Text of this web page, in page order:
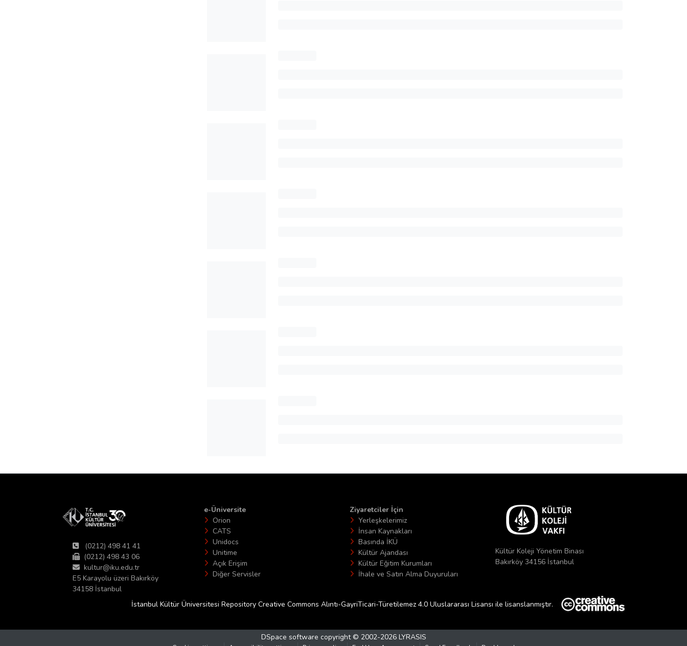
(0212) 498 41 41
(0212) 498 43 06
kultur@iku.edu.tr
E5 Karayolu üzeri Bakırköy
34158 İstanbul
e-Üniversite
Orion
CATS
Unidocs
Unitime
Açık Erişim
Diğer Servisler
Ziyaretciler İçin
Yerleşkelerimiz
İnsan Kaynakları
Basında İKÜ
Kültür Ajandası
Kültür Eğitim Kurumları
İhale ve Satın Alma Duyuruları
Kültür Koleji Yönetim Binası
Bakırköy 34156 İstanbul
İstanbul Kültür Üniversitesi Repository Creative Commons Alıntı-GayriTicari-Türetilemez 4.0 Uluslararası Lisansı ile lisanslanmıştır.
DSpace software copyright © 2002-2026 LYRASIS